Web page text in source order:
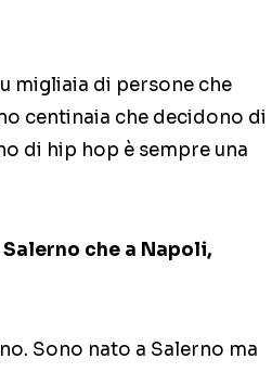
migliaia di persone che
centinaia che decidono di
di hip hop è sempre una
che a Napoli,
Sono nato a Salerno ma